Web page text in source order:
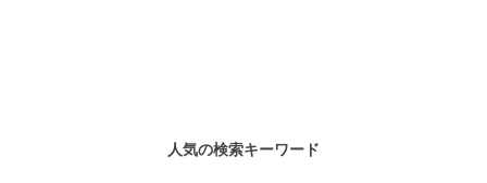
人気の検索キーワード